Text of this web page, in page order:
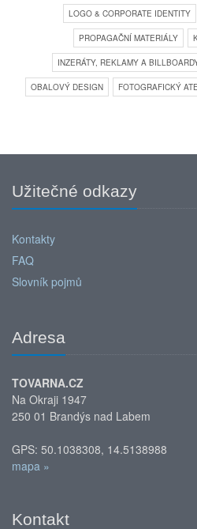
LOGO & CORPORATE IDENTITY
PROPAGAČNÍ MATERIÁLY
INZERÁTY, REKLAMY A
OBALOVÝ DESIGN FOTOGRAFICKÝ
Užitečné odkazy
Kontakty
FAQ
Slovník pojmů
Adresa
TOVARNA.CZ
Na Okraji 1947
250 01 Brandýs nad Labem
GPS: 50.1038308, 14.5138988
mapa »
Kontakt